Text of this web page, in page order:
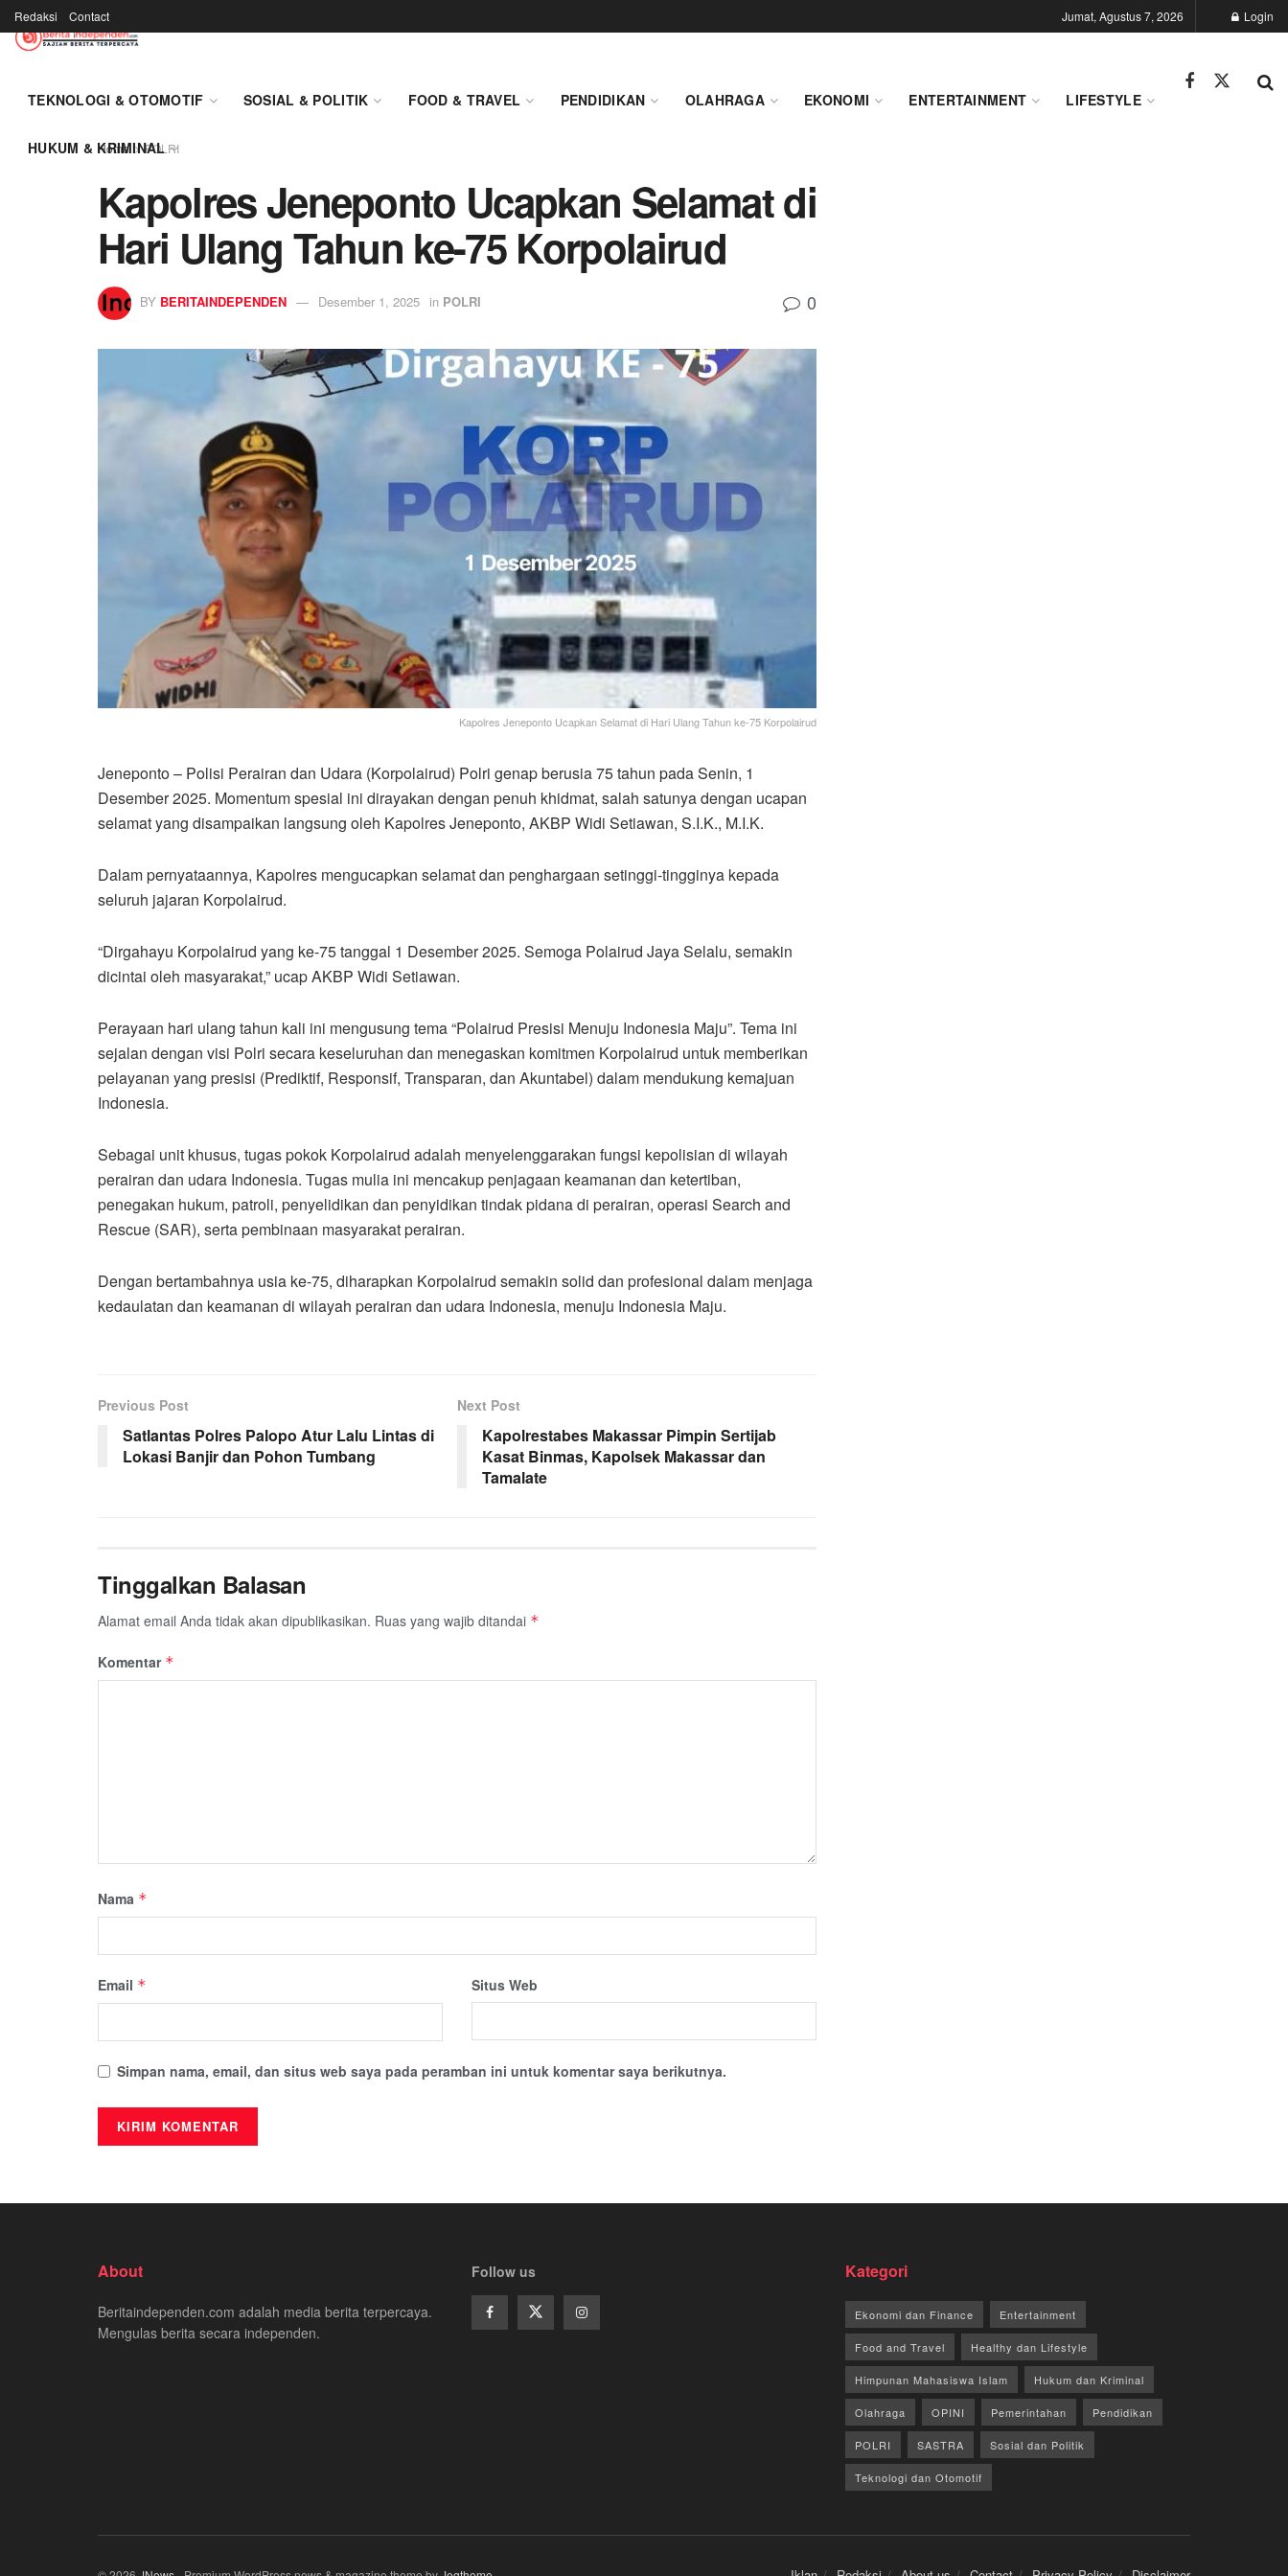
Redaksi Contact Jumat, Agustus 7, 2026 Login
TEKNOLOGI & OTOMOTIF SOSIAL & POLITIK FOOD & TRAVEL PENDIDIKAN OLAHRAGA EKONOMI ENTERTAINMENT LIFESTYLE
HUKUM & KRIMINAL
Home POLRI
Kapolres Jeneponto Ucapkan Selamat di
Hari Ulang Tahun ke-75 Korpolairud
BY BERITAINDEPENDEN Desember 1, 2025 in POLRI 0
Kapolres Jeneponto Ucapkan Selamat di Hari Ulang Tahun ke-75 Korpolairud
Jeneponto – Polisi Perairan dan Udara (Korpolairud) Polri genap berusia 75 tahun pada Senin, 1
Desember 2025. Momentum spesial ini dirayakan dengan penuh khidmat, salah satunya dengan ucapan
selamat yang disampaikan langsung oleh Kapolres Jeneponto, AKBP Widi Setiawan, S.I.K., M.I.K.
Dalam pernyataannya, Kapolres mengucapkan selamat dan penghargaan setinggi-tingginya kepada
seluruh jajaran Korpolairud.
“Dirgahayu Korpolairud yang ke-75 tanggal 1 Desember 2025. Semoga Polairud Jaya Selalu, semakin
dicintai oleh masyarakat,” ucap AKBP Widi Setiawan.
Perayaan hari ulang tahun kali ini mengusung tema “Polairud Presisi Menuju Indonesia Maju”. Tema ini
sejalan dengan visi Polri secara keseluruhan dan menegaskan komitmen Korpolairud untuk memberikan
pelayanan yang presisi (Prediktif, Responsif, Transparan, dan Akuntabel) dalam mendukung kemajuan
Indonesia.
Sebagai unit khusus, tugas pokok Korpolairud adalah menyelenggarakan fungsi kepolisian di wilayah
perairan dan udara Indonesia. Tugas mulia ini mencakup penjagaan keamanan dan ketertiban,
penegakan hukum, patroli, penyelidikan dan penyidikan tindak pidana di perairan, operasi Search and
Rescue (SAR), serta pembinaan masyarakat perairan.
Dengan bertambahnya usia ke-75, diharapkan Korpolairud semakin solid dan profesional dalam menjaga
kedaulatan dan keamanan di wilayah perairan dan udara Indonesia, menuju Indonesia Maju.
Previous Post
Satlantas Polres Palopo Atur Lalu Lintas di
Lokasi Banjir dan Pohon Tumbang
Next Post
Kapolrestabes Makassar Pimpin Sertijab
Kasat Binmas, Kapolsek Makassar dan
Tamalate
Tinggalkan Balasan
Alamat email Anda tidak akan dipublikasikan. Ruas yang wajib ditandai *
Komentar *
Nama *
Email * Situs Web
Simpan nama, email, dan situs web saya pada peramban ini untuk komentar saya berikutnya.
About
Beritaindependen.com adalah media berita terpercaya.
Mengulas berita secara independen.
Follow us Kategori
Ekonomi dan Finance Entertainment
Food and Travel Healthy dan Lifestyle
Himpunan Mahasiswa Islam Hukum dan Kriminal
Olahraga OPINI Pemerintahan Pendidikan
POLRI SASTRA Sosial dan Politik
Teknologi dan Otomotif